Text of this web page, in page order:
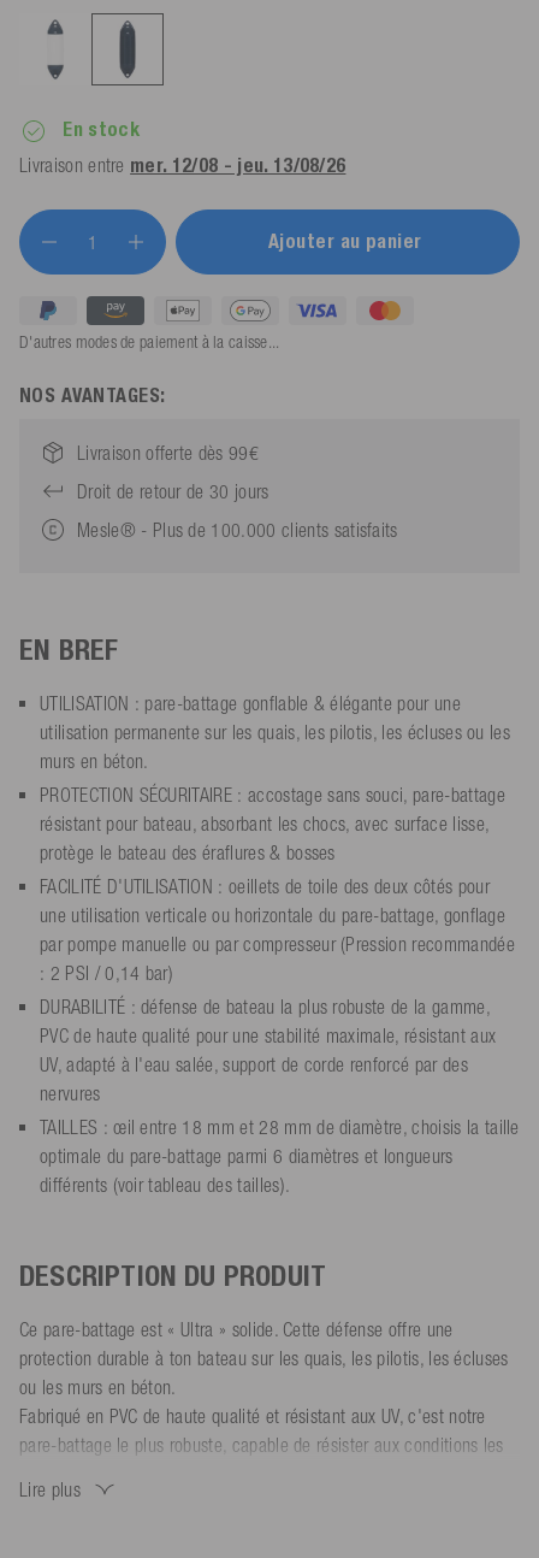
En stock
Livraison entre mer. 12/08 - jeu. 13/08/26
Ajouter au panier
D'autres modes de paiement à la caisse...
NOS AVANTAGES:
Livraison offerte dès 99€
Droit de retour de 30 jours
Mesle® - Plus de 100.000 clients satisfaits
EN BREF
UTILISATION : pare-battage gonflable & élégante pour une
utilisation permanente sur les quais, les pilotis, les écluses ou les
murs en béton.
PROTECTION SÉCURITAIRE : accostage sans souci, pare-battage
résistant pour bateau, absorbant les chocs, avec surface lisse,
protège le bateau des éraflures & bosses
FACILITÉ D'UTILISATION : oeillets de toile des deux côtés pour
une utilisation verticale ou horizontale du pare-battage, gonflage
par pompe manuelle ou par compresseur (Pression recommandée
: 2 PSI / 0,14 bar)
DURABILITÉ : défense de bateau la plus robuste de la gamme,
PVC de haute qualité pour une stabilité maximale, résistant aux
UV, adapté à l'eau salée, support de corde renforcé par des
nervures
TAILLES : œil entre 18 mm et 28 mm de diamètre, choisis la taille
optimale du pare-battage parmi 6 diamètres et longueurs
différents (voir tableau des tailles).
DESCRIPTION DU PRODUIT
Ce pare-battage est « Ultra » solide. Cette défense offre une
protection durable à ton bateau sur les quais, les pilotis, les écluses
ou les murs en béton.
Fabriqué en PVC de haute qualité et résistant aux UV, c'est notre
pare-battage le plus robuste, capable de résister aux conditions les
efficacement ton bateau des éraflures et des bosses. Les œillets en
Lire plus